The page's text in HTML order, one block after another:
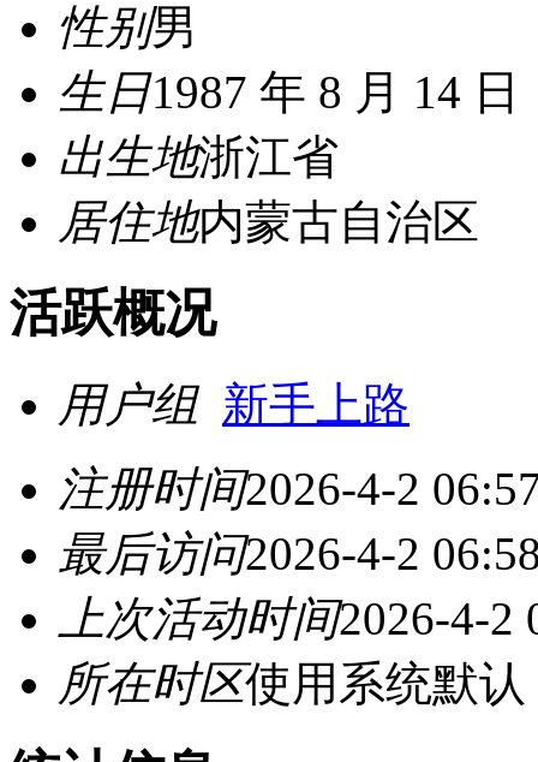
性别男
生日1987 年 8 月 14 日
出生地浙江省
居住地内蒙古自治区
活跃概况
用户组 新手上路
注册时间2026-4-2
最后访问2026-4-2
上次活动时间2026-4-2
所在时区使用系统默认